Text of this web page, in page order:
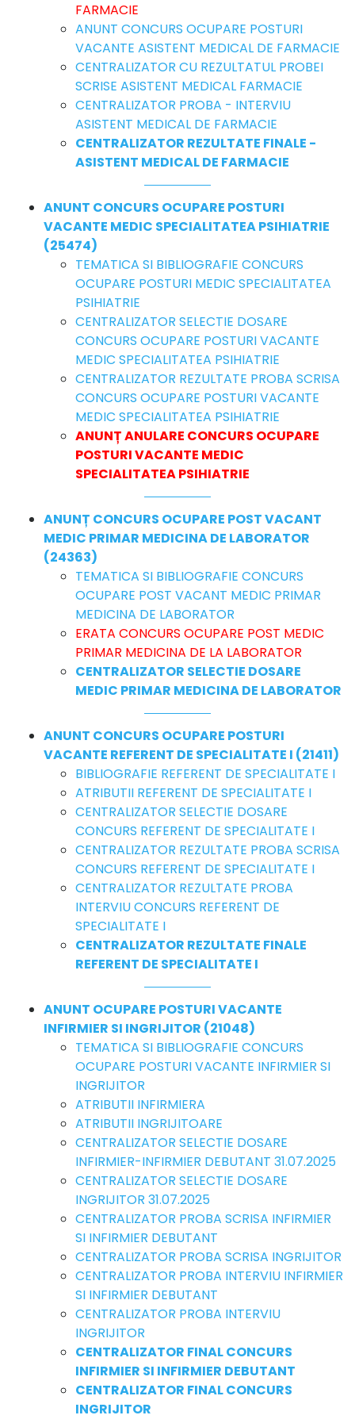
FARMACIE
ANUNT CONCURS OCUPARE POSTURI
VACANTE ASISTENT MEDICAL DE FARMACIE
CENTRALIZATOR CU REZULTATUL PROBEI
SCRISE ASISTENT MEDICAL FARMACIE
CENTRALIZATOR PROBA - INTERVIU
ASISTENT MEDICAL DE FARMACIE
CENTRALIZATOR REZULTATE FINALE -
ASISTENT MEDICAL DE FARMACIE
ANUNT CONCURS OCUPARE POSTURI
VACANTE MEDIC SPECIALITATEA PSIHIATRIE
(25474)
TEMATICA SI BIBLIOGRAFIE CONCURS
OCUPARE POSTURI MEDIC SPECIALITATEA
PSIHIATRIE
CENTRALIZATOR SELECTIE DOSARE
CONCURS OCUPARE POSTURI VACANTE
MEDIC SPECIALITATEA PSIHIATRIE
CENTRALIZATOR REZULTATE PROBA SCRISA
CONCURS OCUPARE POSTURI VACANTE
MEDIC SPECIALITATEA PSIHIATRIE
ANUNȚ ANULARE CONCURS OCUPARE
POSTURI VACANTE MEDIC
SPECIALITATEA PSIHIATRIE
ANUNȚ CONCURS OCUPARE POST VACANT
MEDIC PRIMAR MEDICINA DE LABORATOR
(24363)
TEMATICA SI BIBLIOGRAFIE CONCURS
OCUPARE POST VACANT MEDIC PRIMAR
MEDICINA DE LABORATOR
ERATA CONCURS OCUPARE POST MEDIC
PRIMAR MEDICINA DE LA LABORATOR
CENTRALIZATOR SELECTIE DOSARE
MEDIC PRIMAR MEDICINA DE LABORATOR
ANUNT CONCURS OCUPARE POSTURI
VACANTE REFERENT DE SPECIALITATE I (21411)
BIBLIOGRAFIE REFERENT DE SPECIALITATE I
ATRIBUTII REFERENT DE SPECIALITATE I
CENTRALIZATOR SELECTIE DOSARE
CONCURS REFERENT DE SPECIALITATE I
CENTRALIZATOR REZULTATE PROBA SCRISA
CONCURS REFERENT DE SPECIALITATE I
CENTRALIZATOR REZULTATE PROBA
INTERVIU CONCURS REFERENT DE
SPECIALITATE I
CENTRALIZATOR REZULTATE FINALE
REFERENT DE SPECIALITATE I
ANUNT OCUPARE POSTURI VACANTE
INFIRMIER SI INGRIJITOR (21048)
TEMATICA SI BIBLIOGRAFIE CONCURS
OCUPARE POSTURI VACANTE INFIRMIER SI
INGRIJITOR
ATRIBUTII INFIRMIERA
ATRIBUTII INGRIJITOARE
CENTRALIZATOR SELECTIE DOSARE
INFIRMIER-INFIRMIER DEBUTANT 31.07.2025
CENTRALIZATOR SELECTIE DOSARE
INGRIJITOR 31.07.2025
CENTRALIZATOR PROBA SCRISA INFIRMIER
SI INFIRMIER DEBUTANT
CENTRALIZATOR PROBA SCRISA INGRIJITOR
CENTRALIZATOR PROBA INTERVIU INFIRMIER
SI INFIRMIER DEBUTANT
CENTRALIZATOR PROBA INTERVIU
INGRIJITOR
CENTRALIZATOR FINAL CONCURS
INFIRMIER SI INFIRMIER DEBUTANT
CENTRALIZATOR FINAL CONCURS
INGRIJITOR